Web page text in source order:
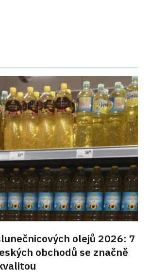
olejů 2026: 7
obchodů se značně